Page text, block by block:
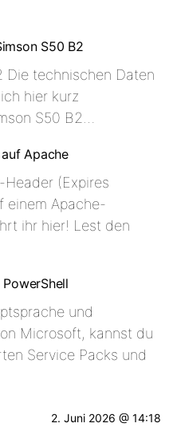
S50 B2
Die technischen Daten
hier kurz
S50 B2…
Apache
(Expires
einem Apache-
ihr hier! Lest den
und
Microsoft, kannst du
Service Packs und
2. Juni 2026 @ 14:18